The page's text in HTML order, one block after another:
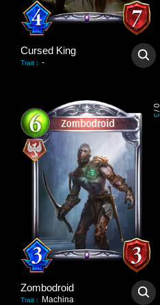
Cursed King
Trait : -
0
/
3
Zombodroid
Trait : Machina